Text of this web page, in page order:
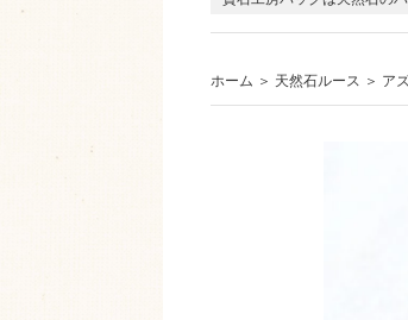
ホーム ＞ 天然石ルース ＞ ア